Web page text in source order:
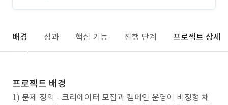
배경 성과 핵심 기능 진행 단계 프로젝트 상세
프로젝트 배경
1) 문제 정의 - 크리에이터 모집과 캠페인 운영이 비정형 채